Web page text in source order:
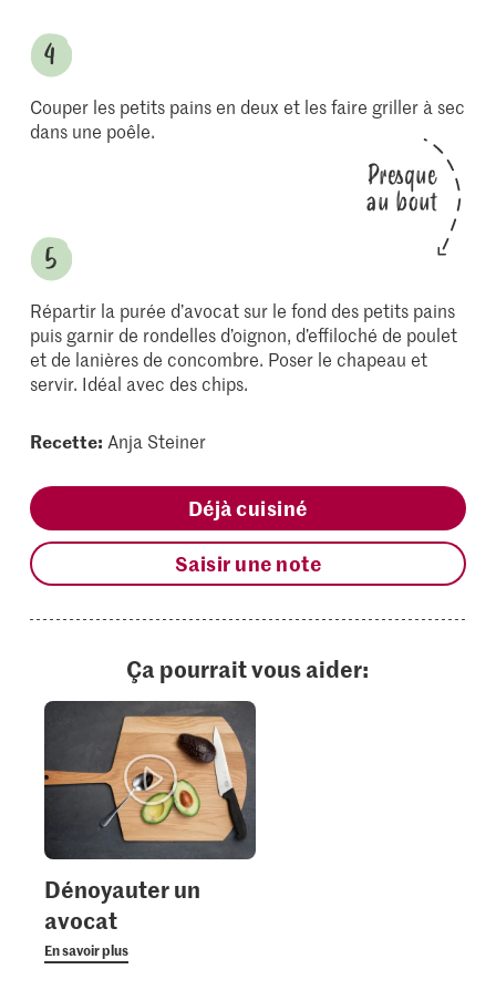
Couper les petits pains en deux et les faire griller à sec
dans une poêle.
Presque
au bout
Répartir la purée d’avocat sur le fond des petits pains
puis garnir de rondelles d’oignon, d’effiloché de poulet
et de lanières de concombre. Poser le chapeau et
servir. Idéal avec des chips.
Recette: Anja Steiner
Déjà cuisiné
Saisir une note
Ça pourrait vous aider:
Dénoyauter un
avocat
En savoir plus